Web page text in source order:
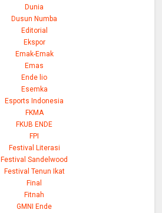
Dunia
Dusun Numba
Editorial
Ekspor
Emak-Emak
Emas
Ende lio
Esemka
Esports Indonesia
FKMA
FKUB ENDE
FPI
Festival Literasi
Festival Sandelwood
Festival Tenun Ikat
Final
Fitnah
GMNI Ende